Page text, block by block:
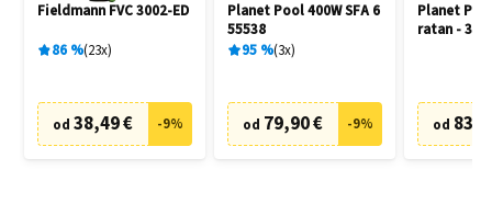
Fieldmann FVC 3002-ED
86% 23x
od 38,49 € -9%
Planet Pool 400W SFA 6
55538
95% 3x
od 79,90 € -9%
Planet
ratan - 305
od